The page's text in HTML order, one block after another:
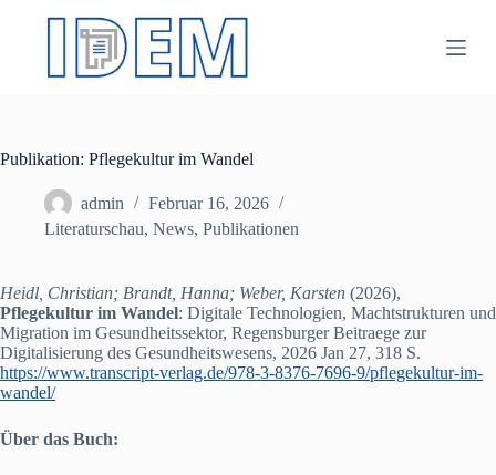
l
g
e
n
Publikation: Pflegekultur im Wandel
admin
Februar 16, 2026
Literaturschau, News, Publikationen
Heidl, Christian; Brandt, Hanna; Weber, Karsten (2026),
Pflegekultur im Wandel: Digitale Technologien, Machtstrukturen und
Migration im Gesundheitssektor, Regensburger Beitraege zur
Digitalisierung des Gesundheitswesens, 2026 Jan 27, 318 S.
https://www.transcript-verlag.de/978-3-8376-7696-9/pflegekultur-im-
wandel/
Über das Buch: